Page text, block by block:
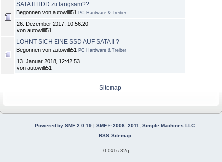
SATA II HDD zu langsam??
Begonnen von autowilli51 PC Hardware & Treiber
26. Dezember 2017, 10:56:20
von autowilli51
LOHNT SICH EINE SSD AUF SATA II ?
Begonnen von autowilli51 PC Hardware & Treiber
13. Januar 2018, 12:42:53
von autowilli51
Sitemap
Powered by SMF 2.0.19 | SMF © 2006–2011, Simple Machines LLC
RSS Sitemap
0.041s 32q